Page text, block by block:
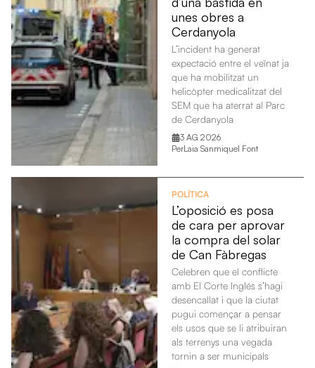
unes obres a
Cerdanyola
L’incident ha generat
expectació entre el veïnat ja
que ha mobilitzat un
helicòpter medicalitzat del
SEM que ha aterrat al Parc
de Cerdanyola
3 AG 2026
PerLaia Sanmiquel Font
POLÍTICA
L’oposició es posa
de cara per aprovar
la compra del solar
de Can Fàbregas
Celebren que el conflicte
amb El Corte Inglés s’hagi
desencallat i que la ciutat
pugui començar a pensar
els usos que se li atribuiran
als terrenys una vegada
tornin a ser municipals